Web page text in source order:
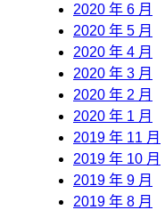
2020 年 6 月
2020 年 5 月
2020 年 4 月
2020 年 3 月
2020 年 2 月
2020 年 1 月
2019 年 11 月
2019 年 10 月
2019 年 9 月
2019 年 8 月